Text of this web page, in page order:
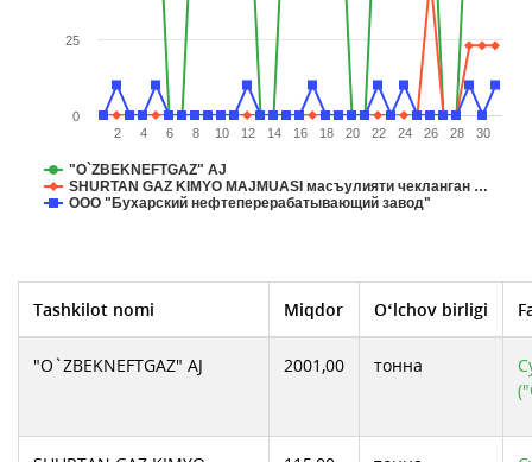
"O`ZBEKNEFTGAZ" AJ
SHURTAN GAZ KIMYO MAJMUASI масъулияти чекланган …
ООО "Бухарский нефтеперерабатывающий завод"
2 4 6 8 10 12 14 16 18 20 22 24 26 28 30
0
25
Tashkilot nomi Miqdor O‘lchov birligi
"O`ZBEKNEFTGAZ" AJ 2001,00 тонна